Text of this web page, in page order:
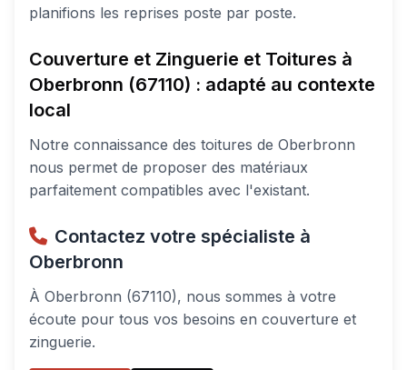
planifions les reprises poste par poste.
Couverture et Zinguerie et Toitures à
Oberbronn (67110) : adapté au contexte
local
Notre connaissance des toitures de Oberbronn
nous permet de proposer des matériaux
parfaitement compatibles avec l'existant.
Contactez votre spécialiste à
Oberbronn
À Oberbronn (67110), nous sommes à votre
écoute pour tous vos besoins en couverture et
zinguerie.